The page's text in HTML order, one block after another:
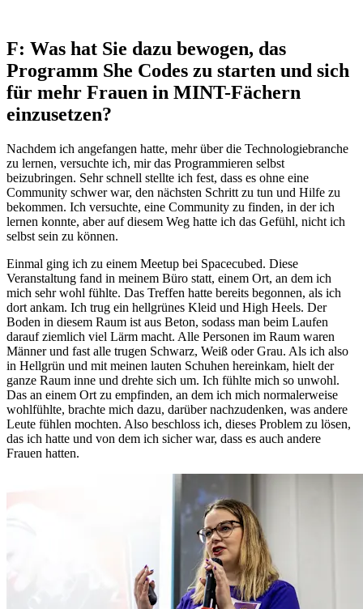
F: Was hat Sie dazu bewogen, das
Programm She Codes zu starten und sich
für mehr Frauen in MINT-Fächern
einzusetzen?
Nachdem ich angefangen hatte, mehr über die Technologiebranche
zu lernen, versuchte ich, mir das Programmieren selbst
beizubringen. Sehr schnell stellte ich fest, dass es ohne eine
Community schwer war, den nächsten Schritt zu tun und Hilfe zu
bekommen. Ich versuchte, eine Community zu finden, in der ich
lernen konnte, aber auf diesem Weg hatte ich das Gefühl, nicht ich
selbst sein zu können.
Einmal ging ich zu einem Meetup bei Spacecubed. Diese
Veranstaltung fand in meinem Büro statt, einem Ort, an dem ich
mich sehr wohl fühlte. Das Treffen hatte bereits begonnen, als ich
dort ankam. Ich trug ein hellgrünes Kleid und High Heels. Der
Boden in diesem Raum ist aus Beton, sodass man beim Laufen
darauf ziemlich viel Lärm macht. Alle Personen im Raum waren
Männer und fast alle trugen Schwarz, Weiß oder Grau. Als ich also
in Hellgrün und mit meinen lauten Schuhen hereinkam, hielt der
ganze Raum inne und drehte sich um. Ich fühlte mich so unwohl.
Das an einem Ort zu empfinden, an dem ich mich normalerweise
wohlfühlte, brachte mich dazu, darüber nachzudenken, was andere
Leute fühlen mochten. Also beschloss ich, dieses Problem zu lösen,
das ich hatte und von dem ich sicher war, dass es auch andere
Frauen hatten.